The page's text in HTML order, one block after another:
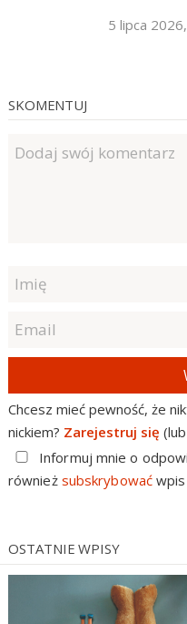
5 lipca
SKOMENTUJ
Chcesz mieć pewność, że
nickiem? Zarejestruj się (lub
Informuj mnie o
również subskrybowaćwpis
OSTATNIE WPISY